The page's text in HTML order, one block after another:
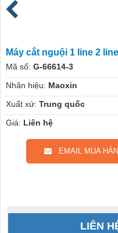
Máy cắt nguội 1 line 2 line
Mã số: G-66614-3
Nhãn hiệu: Maoxin
Xuất xứ: Trung quốc
Giá: Liên hệ
EMAIL MUA
LIÊN